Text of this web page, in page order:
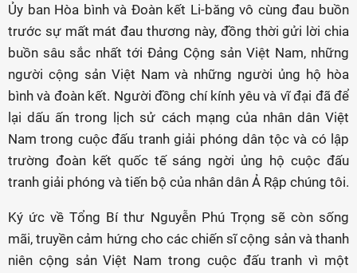
Ủy ban Hòa bình và Đoàn kết Li-băng vô cùng đau buồn
trước sự mất mát đau thương này, đồng thời gửi lời chia
buồn sâu sắc nhất tới Đảng Cộng sản Việt Nam, những
người cộng sản Việt Nam và những người ủng hộ hòa
bình và đoàn kết. Người đồng chí kính yêu và vĩ đại đã để
lại dấu ấn trong lịch sử cách mạng của nhân dân Việt
Nam trong cuộc đấu tranh giải phóng dân tộc và có lập
trường đoàn kết quốc tế sáng ngời ủng hộ cuộc đấu
tranh giải phóng và tiến bộ của nhân dân Ả Rập chúng tôi.
Ký ức về Tổng Bí thư Nguyễn Phú Trọng sẽ còn sống
mãi, truyền cảm hứng cho các chiến sĩ cộng sản và thanh
niên cộng sản Việt Nam trong cuộc đấu tranh vì một